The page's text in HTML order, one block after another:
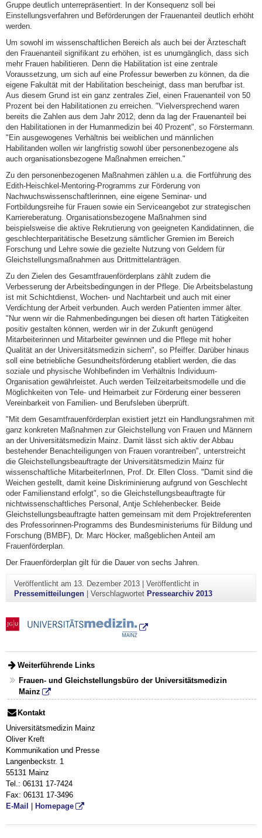
Gruppe deutlich unterrepräsentiert. In der Konsequenz soll bei
Einstellungsverfahren und Beförderungen der Frauenanteil deutlich erhöht
werden.
Um sowohl im wissenschaftlichen Bereich als auch bei der Ärzteschaft
den Frauenanteil signifikant zu erhöhen, ist es unumgänglich, dass sich
mehr Frauen habilitieren. Denn die Habilitation ist eine zentrale
Voraussetzung, um sich auf eine Professur bewerben zu können, da die
eigene Fakultät mit der Habilitation bescheinigt, dass man berufbar ist.
Aus diesem Grund ist ein ganz zentrales Ziel, einen Frauenanteil von 50
Prozent bei den Habilitationen zu erreichen. "Vielversprechend waren
bereits die Zahlen aus dem Jahr 2012, denn da lag der Frauenanteil bei
den Habilitationen in der Humanmedizin bei 40 Prozent", so Förstermann.
"Ein ausgewogenes Verhältnis bei weiblichen und männlichen
Habilitanden wollen wir langfristig sowohl über personenbezogene als
auch organisationsbezogene Maßnahmen erreichen."
Zu den personenbezogenen Maßnahmen zählen u.a. die Fortführung des
Edith-Heischkel-Mentoring-Programms zur Förderung von
Nachwuchswissenschaftlerinnen, eine eigene Seminar- und
Fortbildungsreihe für Frauen sowie ein Serviceangebot zur strategischen
Karriereberatung. Organisationsbezogene Maßnahmen sind
beispielsweise die aktive Rekrutierung von geeigneten Kandidatinnen, die
geschlechterparitätische Besetzung sämtlicher Gremien im Bereich
Forschung und Lehre sowie die gezielte Nutzung von Geldern für
Gleichstellungsmaßnahmen aus Drittmittelanträgen.
Zu den Zielen des Gesamtfrauenförderplans zählt zudem die
Verbesserung der Arbeitsbedingungen in der Pflege. Die Arbeitsbelastung
ist mit Schichtdienst, Wochen- und Nachtarbeit und auch mit einer
Verdichtung der Arbeit verbunden. Auch werden Patienten immer älter.
"Nur wenn wir die Rahmenbedingungen bei diesen oft harten Tätigkeiten
positiv gestalten können, werden wir in der Zukunft genügend
Mitarbeiterinnen und Mitarbeiter gewinnen und die Pflege mit hoher
Qualität an der Universitätsmedizin sichern", so Pfeiffer. Darüber hinaus
soll eine betriebliche Gesundheitsförderung etabliert werden, die das
soziale und physische Wohlbefinden im Verhältnis Individuum-
Organisation gewährleistet. Auch werden Teilzeitarbeitsmodelle und die
Möglichkeiten von Tele- und Heimarbeit zur Förderung einer besseren
Vereinbarkeit von Familien- und Berufsleben überprüft.
"Mit dem Gesamtfrauenförderplan existiert jetzt ein Handlungsrahmen mit
ganz konkreten Maßnahmen zur Gleichstellung von Frauen und Männern
an der Universitätsmedizin Mainz. Damit lässt sich aktiv der Abbau
bestehender Benachteiligungen von Frauen vorantreiben", unterstreicht
die Gleichstellungsbeauftragte der Universitätsmedizin Mainz für
wissenschaftliche MitarbeiterInnen, Prof. Dr. Ellen Closs. "Damit sind die
Weichen gestellt, damit keine Diskriminierung aufgrund von Geschlecht
oder Familienstand erfolgt", so die Gleichstellungsbeauftragte für
nichtwissenschaftliches Personal, Antje Schlehenbecker. Beide
Gleichstellungsbeauftragte hatten gemeinsam mit dem Projektreferenten
des Professorinnen-Programms des Bundesministeriums für Bildung und
Forschung (BMBF), Dr. Marc Höcker, maßgeblichen Anteil am
Frauenförderplan.
Der Frauenförderplan gilt für die Dauer von sechs Jahren.
Veröffentlicht am 13. Dezember 2013| Veröffentlicht in
Pressemitteilungen| Verschlagwortet Pressearchiv 2013
Weiterführende Links
Frauen- und Gleichstellungsbüro der Universitätsmedizin
Mainz
Kontakt
Universitätsmedizin Mainz
Oliver Kreft
Kommunikation und Presse
Langenbeckstr. 1
55131 Mainz
Tel.: 06131 17-7424
Fax: 06131 17-3496
E-Mail | Homepage